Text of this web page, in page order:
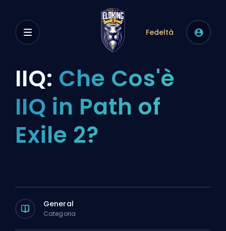
Fedeltà
IIQ: Che Cos'è
IIQ in Path of
Exile 2?
General
Categoria